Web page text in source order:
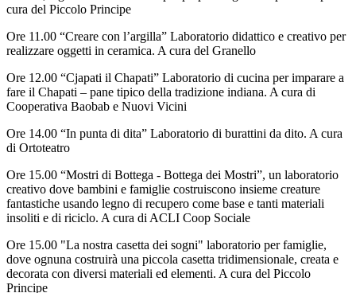
cura del Piccolo Principe
Ore 11.00 “Creare con l’argilla” Laboratorio didattico e creativo per
realizzare oggetti in ceramica. A cura del Granello
Ore 12.00 “Cjapati il Chapati” Laboratorio di cucina per imparare a
fare il Chapati – pane tipico della tradizione indiana. A cura di
Cooperativa Baobab e Nuovi Vicini
Ore 14.00 “In punta di dita” Laboratorio di burattini da dito. A cura
di Ortoteatro
Ore 15.00 “Mostri di Bottega - Bottega dei Mostri”, un laboratorio
creativo dove bambini e famiglie costruiscono insieme creature
fantastiche usando legno di recupero come base e tanti materiali
insoliti e di riciclo. A cura di ACLI Coop Sociale
Ore 15.00 "La nostra casetta dei sogni" laboratorio per famiglie,
dove ognuna costruirà una piccola casetta tridimensionale, creata e
decorata con diversi materiali ed elementi. A cura del Piccolo
Principe